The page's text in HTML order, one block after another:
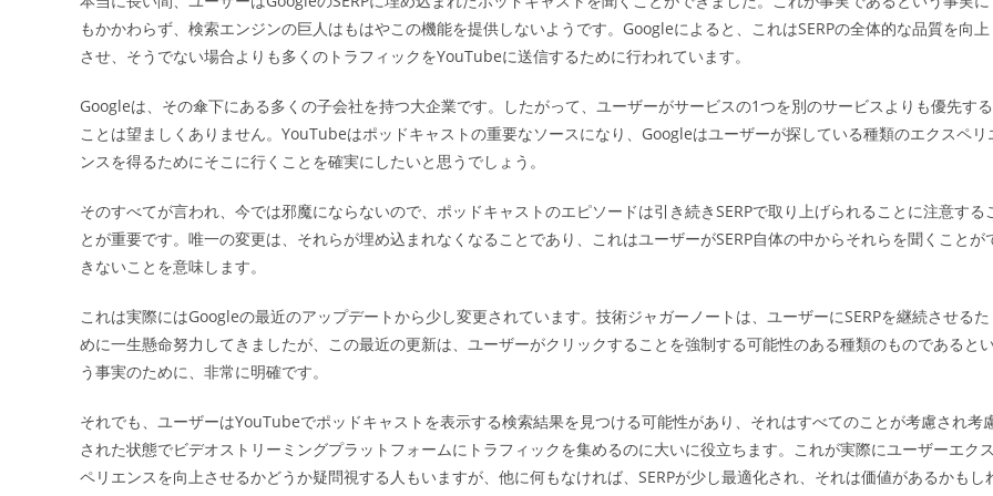
日:
ゴ
リ
ー:
もかかわらず、検索エンジンの巨人はもはやこの機能を提供しないようです。Googleによると、これはSERPの全体的な品質を向上
させ、そうでない場合よりも多くのトラフィックをYouTubeに送信するために行われています。
Googleは、その傘下にある多くの子会社を持つ大企業です。したがって、ユーザーがサービスの1つを別のサービスよりも優先する
ことは望ましくありません。YouTubeはポッドキャストの重要なソースになり、Googleはユーザーが探している種類のエクスペリ
ンスを得るためにそこに行くことを確実にしたいと思うでしょう。
そのすべてが言われ、今では邪魔にならないので、ポッドキャストのエピソードは引き続きSERPで取り上げられることに注意する
とが重要です。唯一の変更は、それらが埋め込まれなくなることであり、これはユーザーがSERP自体の中からそれらを聞くことが
きないことを意味します。
これは実際にはGoogleの最近のアップデートから少し変更されています。技術ジャガーノートは、ユーザーにSERPを継続させるた
めに一生懸命努力してきましたが、この最近の更新は、ユーザーがクリックすることを強制する可能性のある種類のものであると
う事実のために、非常に明確です。
それでも、ユーザーはYouTubeでポッドキャストを表示する検索結果を見つける可能性があり、それはすべてのことが考慮され考
された状態でビデオストリーミングプラットフォームにトラフィックを集めるのに大いに役立ちます。これが実際にユーザーエクス
ペリエンスを向上させるかどうか疑問視する人もいますが、他に何もなければ、SERPが少し最適化され、それは価値があるかもし